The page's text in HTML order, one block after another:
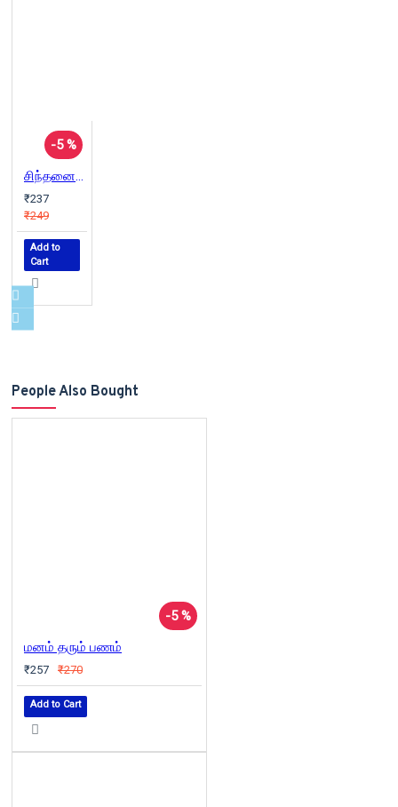
-5 %
சிந்தனையை ஒருமுகப்படுத்தி செல்வத்தைக் குவியுங்கள்
₹237
₹249
Add to
Cart
People Also Bought
-5 %
மனம் தரும் பணம்
₹257 ₹270
Add to Cart